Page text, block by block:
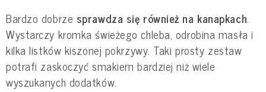
Bardzo dobrze sprawdza się również na kanapkach.
Wystarczy kromka świeżego chleba, odrobina masła i
kilka listków kiszonej pokrzywy. Taki prosty zestaw
potrafi zaskoczyć smakiem bardziej niż wiele
wyszukanych dodatków.